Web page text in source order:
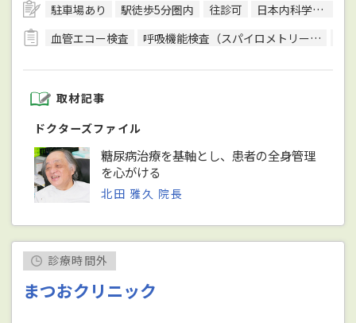
駐車場あり 駅徒歩5分圏内 往診可
日本内科学会総合内科専門医
血管エコー検査
呼吸機能検査（スパイロメトリー）
取材記事
ドクターズファイル
糖尿病治療を基軸とし、患者の全身管理
を心がける
北田 雅久 院長
診療時間外
まつおクリニック